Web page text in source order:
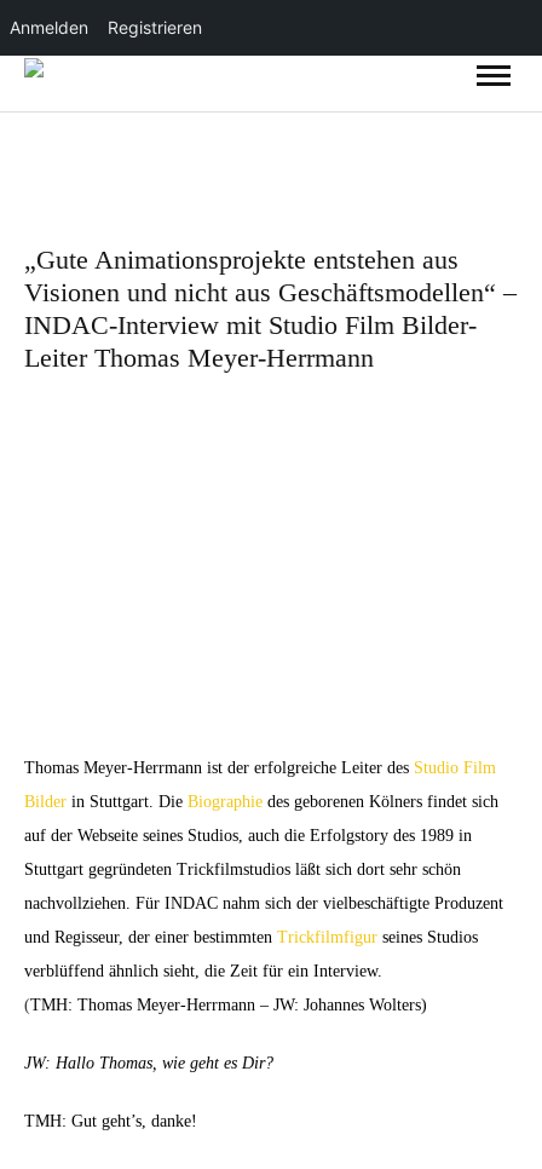
Anmelden Registrieren
„Gute Animationsprojekte entstehen aus
Visionen und nicht aus Geschäftsmodellen“ –
INDAC-Interview mit Studio Film Bilder-
Leiter Thomas Meyer-Herrmann
Thomas Meyer-Herrmann ist der erfolgreiche Leiter des Studio Film
Bilder in Stuttgart. Die Biographie des geborenen Kölners findet sich
auf der Webseite seines Studios, auch die Erfolgstory des 1989 in
Stuttgart gegründeten Trickfilmstudios läßt sich dort sehr schön
nachvollziehen. Für INDAC nahm sich der vielbeschäftigte Produzent
und Regisseur, der einer bestimmten Trickfilmfigur seines Studios
verblüffend ähnlich sieht, die Zeit für ein Interview.
(TMH: Thomas Meyer-Herrmann – JW: Johannes Wolters)
JW: Hallo Thomas, wie geht es Dir?
TMH: Gut geht’s, danke!